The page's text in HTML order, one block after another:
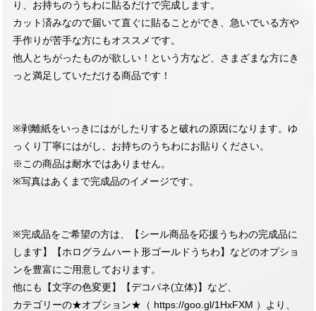
り、お持ちのうちわに貼るだけで完成します。
カット済みなので届いて直ぐに貼ることができ、急いでいる方や
手作りが苦手な方にもオススメです。
他人とちがったものが欲しい！という方など、さまざまな方にき
っと満足していただける商品です！
※剥離紙をいっきにはがしたりすると破れの原因になります。ゆ
っくり丁寧にはがし、お持ちのうちわにお貼りください。
※この商品は耐水ではありません。
※写真はあくまで完成品のイメージです。
※完成品をご希望の方は、【シール商品を応援うちわの完成品に
します】【ホログラムハート形ゴールドうちわ】などのオプショ
ンを豊富にご用意しております。
他にも【文字の色変更】【デコパネ(立体)】など、
カテゴリーの★オプション★（ https://goo.gl/1HxFXM ）より、